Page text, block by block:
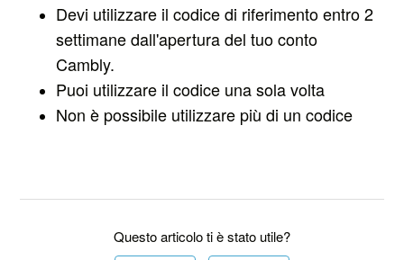
Devi utilizzare il codice di riferimento entro 2
settimane dall'apertura del tuo conto
Cambly.
Puoi utilizzare il codice una sola volta
Non è possibile utilizzare più di un codice
Questo articolo ti è stato utile?